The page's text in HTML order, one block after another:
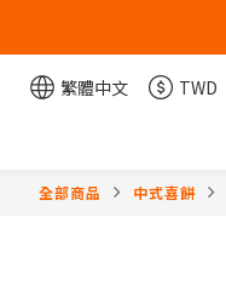
繁體中文 TWD
全部商品 中式喜餅